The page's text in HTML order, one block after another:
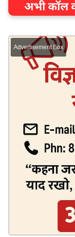
Advertisement Box